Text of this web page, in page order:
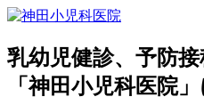
乳幼児健診、予防
「神田小児科医院